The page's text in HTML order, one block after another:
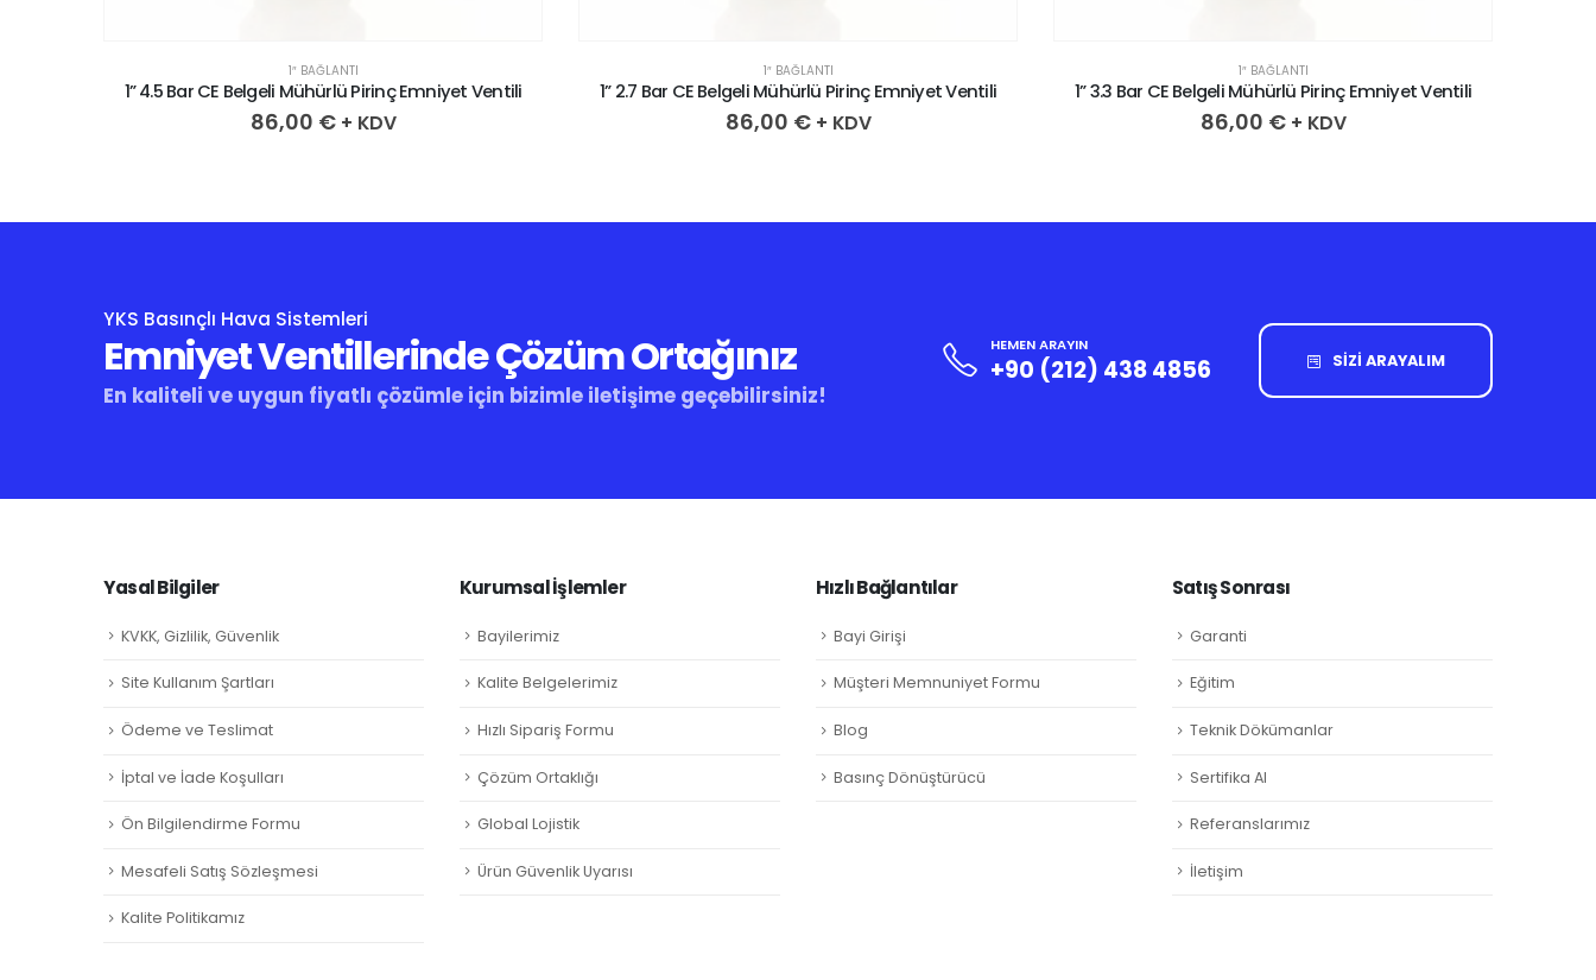
1″ BAĞLANTI
1” 4.5 Bar CE Belgeli Mühürlü Pirinç Emniyet Ventili
86,00 € + KDV
1″ BAĞLANTI
1” 2.7 Bar CE Belgeli Mühürlü Pirinç Emniyet Ventili
86,00 € + KDV
1″ BAĞLANTI
1” 3.3 Bar CE Belgeli Mühürlü Pirinç Emniyet Ventili
86,00 € + KDV
YKS Basınçlı Hava Sistemleri
Emniyet Ventillerinde Çözüm Ortağınız
En kaliteli ve uygun fiyatlı çözümle için bizimle iletişime geçebilirsiniz!
HEMEN ARAYIN
+90 (212) 438 4856 SİZİ ARAYALIM
Yasal Bilgiler
KVKK, Gizlilik, Güvenlik
Site Kullanım Şartları
Ödeme ve Teslimat
İptal ve İade Koşulları
Ön Bilgilendirme Formu
Mesafeli Satış Sözleşmesi
Kalite Politikamız
Kurumsal İşlemler
Bayilerimiz
Kalite Belgelerimiz
Hızlı Sipariş Formu
Çözüm Ortaklığı
Global Lojistik
Ürün Güvenlik Uyarısı
Hızlı Bağlantılar
Bayi Girişi
Müşteri Memnuniyet Formu
Blog
Basınç Dönüştürücü
Satış Sonrası
Garanti
Eğitim
Teknik Dökümanlar
Sertifika Al
Referanslarımız
İletişim